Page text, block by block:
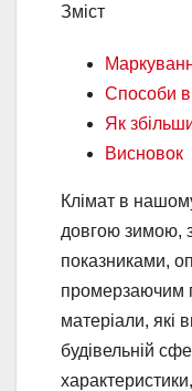
Зміст
Способи
Як
Висновок
Клімат в
довгою зимою,
показниками,
промерзаючим
матеріали, які
будівельній